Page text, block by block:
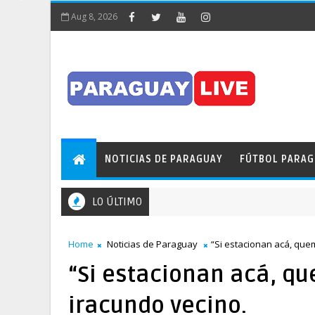
Aug 8, 2026
NOTICIAS DE PARAGUAY FÚTBOL
LO ÚLTIMO
Home Noticias de Paraguay “Si estacionan acá,
“Si estacionan acá,
iracundo vecino.